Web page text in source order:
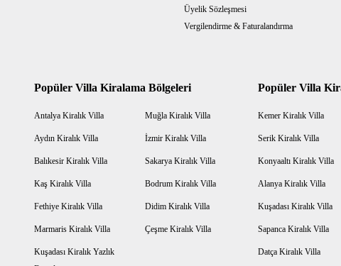
Üyelik Sözleşmesi
Vergilendirme & Faturalandırma
Popüler Villa Kiralama Bölgeleri
Antalya Kiralık Villa Muğla Kiralık Villa
Aydın Kiralık Villa İzmir Kiralık Villa
Balıkesir Kiralık Villa Sakarya Kiralık Villa
Kaş Kiralık Villa Bodrum Kiralık Villa
Fethiye Kiralık Villa Didim Kiralık Villa
Marmaris Kiralık Villa Çeşme Kiralık Villa
Kuşadası Kiralık Yazlık
Popüler Villa
Kemer Kiralık Villa
Serik Kiralık Villa
Konyaaltı Kiralık Villa
Alanya Kiralık Villa
Kuşadası Kiralık Villa
Sapanca Kiralık Villa
Datça Kiralık Villa